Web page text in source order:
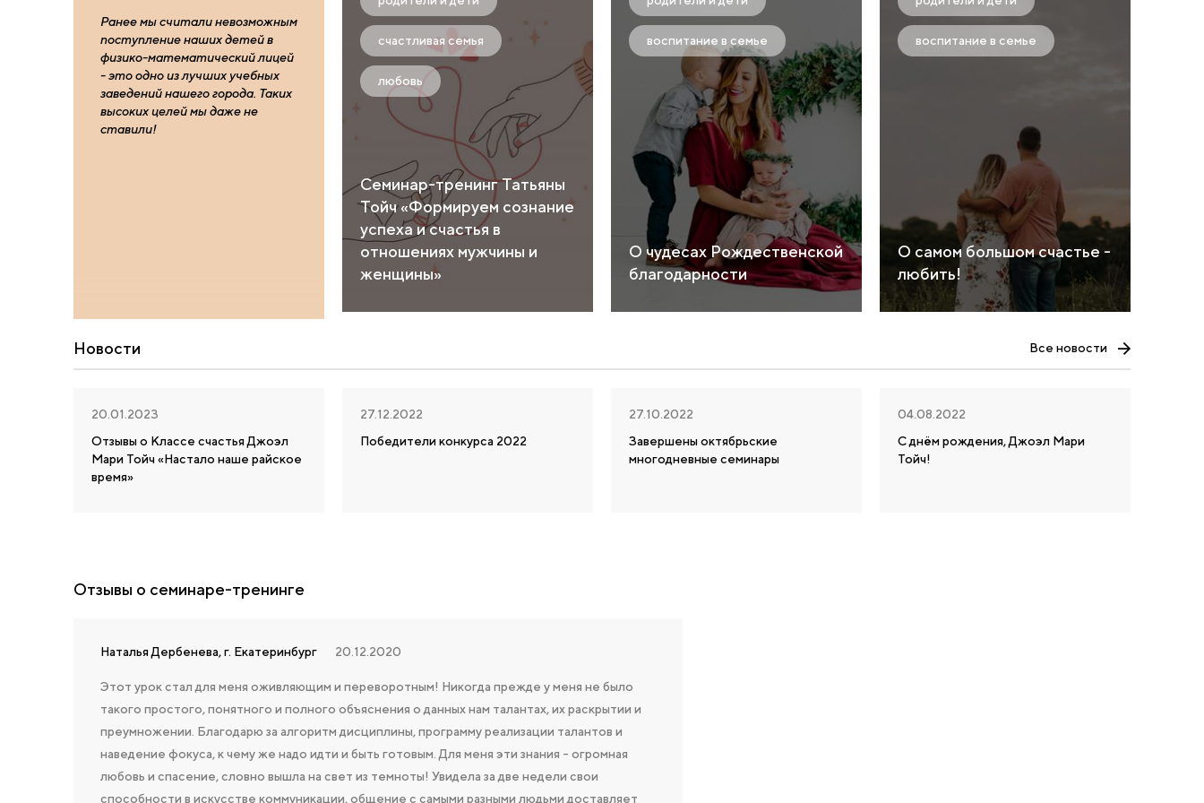
Ранее мы считали невозможным
поступление наших детей в
физико-математический лицей
- это одно из лучших учебных
заведений нашего города. Таких
высоких целей мы даже не
ставили!
счастливая семья
любовь
Семинар-тренинг Татьяны
Тойч «Формируем сознание
успеха и счастья в
отношениях мужчины и
женщины»
воспитание в семье
О чудесах Рождественской
благодарности
воспитание в семье
О самом большом счастье -
любить!
Новости Все новости
20.01.2023
Отзывы о Классе счастья Джоэл
Мари Тойч «Настало наше райское
время»
27.12.2022
Победители конкурса 2022
27.10.2022
Завершены октябрьские
многодневные семинары
04.08.2022
С днём рождения, Джоэл Мари
Тойч!
Отзывы о семинаре-тренинге
Наталья Дербенева, г. Екатеринбург 20.12.2020
Этот урок стал для меня оживляющим и переворотным! Никогда прежде у меня не было
такого простого, понятного и полного объяснения о данных нам талантах, их раскрытии и
преумножении. Благодарю за алгоритм дисциплины, программу реализации талантов и
наведение фокуса, к чему же надо идти и быть готовым. Для меня эти знания - огромная
любовь и спасение, словно вышла на свет из темноты! Увидела за две недели свои
способности в искусстве коммуникации, общение с самыми разными людьми доставляет